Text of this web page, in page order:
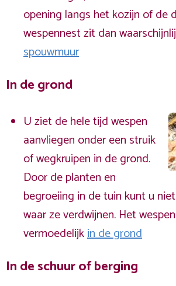
opening langs het kozijn of de
wespennest zit dan
spouwmuur
In de grond
U ziet de hele tijd wespen
aanvliegen onder een struik
of wegkruipen in de grond.
Door de planten en
begroeiing in de tuin kunt u
waar ze verdwijnen. Het
vermoedelijkin de grond
In de schuur of berging